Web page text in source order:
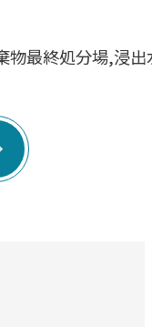
物最終処分場,浸